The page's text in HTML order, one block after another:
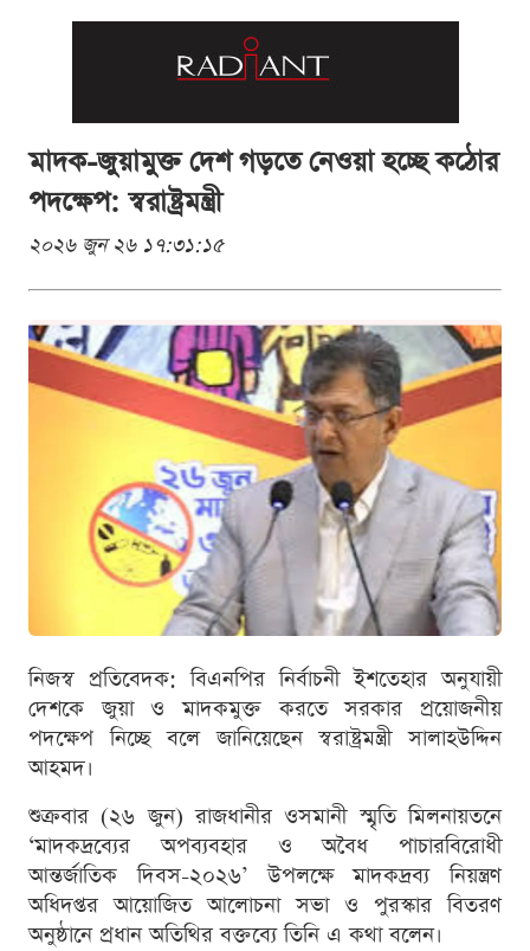
মাদক-জুয়ামুক্ত দেশ গড়তে নেওয়া হচ্ছে কঠোর
পদক্ষেপ: স্বরাষ্ট্রমন্ত্রী
২০২৬ জুন ২৬ ১৭:৩১:১৫
নিজস্ব প্রতিবেদক: বিএনপির নির্বাচনী ইশতেহার অনুযায়ী
দেশকে জুয়া ও মাদকমুক্ত করতে সরকার প্রয়োজনীয়
পদক্ষেপ নিচ্ছে বলে জানিয়েছেন স্বরাষ্ট্রমন্ত্রী সালাহউদ্দিন
আহমদ।
শুক্রবার (২৬ জুন) রাজধানীর ওসমানী স্মৃতি মিলনায়তনে
‘মাদকদ্রব্যের অপব্যবহার ও অবৈধ পাচারবিরোধী
আন্তর্জাতিক দিবস-২০২৬’ উপলক্ষে মাদকদ্রব্য নিয়ন্ত্রণ
অধিদপ্তর আয়োজিত আলোচনা সভা ও পুরস্কার বিতরণ
অনুষ্ঠানে প্রধান অতিথির বক্তব্যে তিনি এ কথা বলেন।